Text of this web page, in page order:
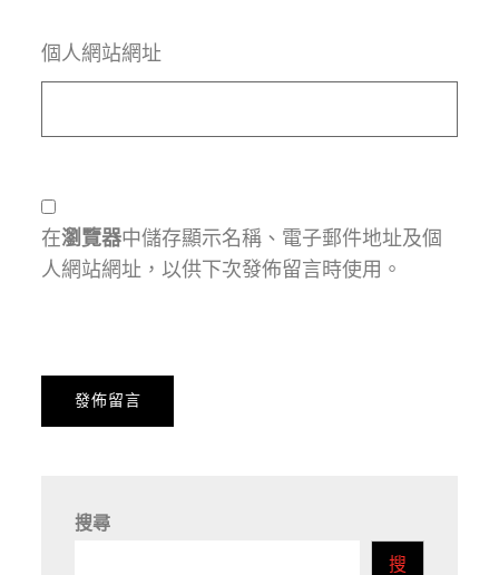
個人網站網址
在瀏覽器中儲存顯示名稱、電子郵件地址及個
人網站網址，以供下次發佈留言時使用。
搜尋
搜